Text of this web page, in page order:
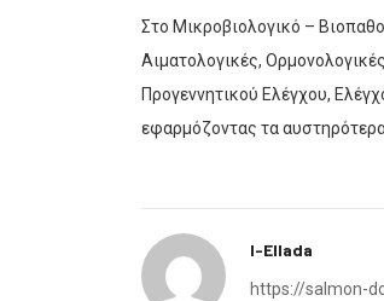
Στο Μικροβιολογικό –
Αιματολογικές,
Προγεννητικού Ελέγχου,
εφαρμόζοντας τα
I-Ellada
https://salmon-